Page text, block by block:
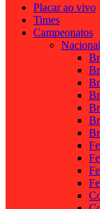
Placar ao vivo
Times
Campeonatos